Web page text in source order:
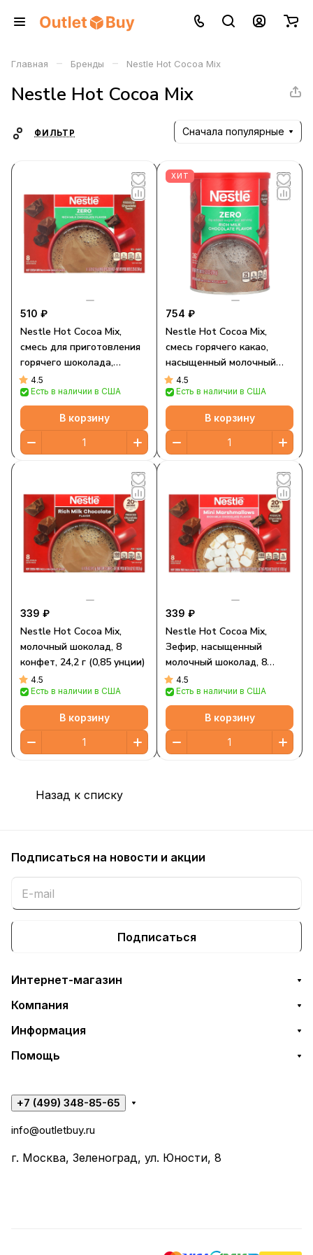
Главная – Бренды – Nestle Hot Cocoa Mix
Nestle Hot Cocoa Mix
ФИЛЬТР Сначала популярные
510 ₽
Nestle Hot Cocoa Mix,
смесь для приготовления
горячего шоколада,
насыщенный вкус
молочного шоколада, 8
упаковок по 8 г (0,28
унции)
4.5
Есть в наличии в США
В корзину
ХИТ
754 ₽
Nestle Hot Cocoa Mix,
смесь горячего какао,
насыщенный молочный
шоколад, 208 г (7,33
унции)
4.5
Есть в наличии в США
В корзину
339 ₽
Nestle Hot Cocoa Mix,
молочный шоколад, 8
конфет, 24,2 г (0,85 унции)
4.5
Есть в наличии в США
В корзину
339 ₽
Nestle Hot Cocoa Mix,
Зефир, насыщенный
молочный шоколад, 8
конвертов
4.5
Есть в наличии в США
В корзину
Назад к списку
Подписаться на новости и акции
Подписаться
Интернет-магазин
Компания
Информация
Помощь
+7 (499) 348-85-65
info@outletbuy.ru
г. Москва, Зеленоград, ул. Юности, 8